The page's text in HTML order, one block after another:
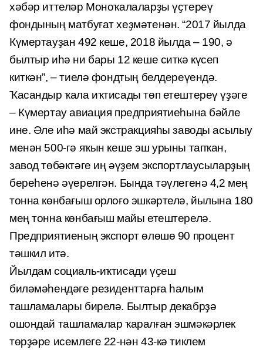
хәбәр иттеләр Моноҡалаларҙы үҫтереү
фондының матбуғат хеҙмәтенән. “2017 йылда
Күмертауҙан 492 кеше, 2018 йылда – 190, ә
былтыр иһә ни бары 12 кеше ситкә күсеп
киткән”, – тиелә фондтың белдереүендә.
Ҡасандыр ҡала иҡтисады төп етештереү үҙәге
– Күмертау авиация предприятиеһына бәйле
ине. Әле иһә май экстракцияһы заводы асылыу
менән 500-гә яҡын кеше эш урыны тапҡан,
завод төбәктәге иң әүҙем экспортлаусыларҙың
береһенә әүерелгән. Бында тәүлегенә 4,2 мең
тонна көнбағыш орлоғо эшкәртелә, йылына 180
мең тонна көнбағыш майы етештерелә.
Предприятиеның экспорт өлөшө 90 процент
тәшкил итә.
Йылдам социаль-иҡтисади үҫеш
биләмәһендәге резиденттарға һалым
ташламалары бирелә. Былтыр декабрҙә
ошондай ташламалар ҡаралған эшмәкәрлек
төрҙәре исемлеге 22-нән 43-кә тиклем